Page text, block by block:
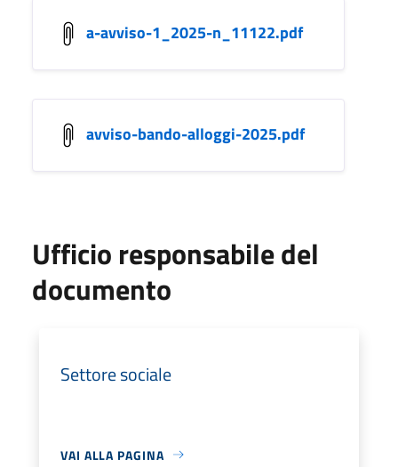
a-avviso-1_2025-n_11122.pdf
avviso-bando-alloggi-2025.pdf
Ufficio responsabile del
documento
Settore sociale
VAI ALLA PAGINA